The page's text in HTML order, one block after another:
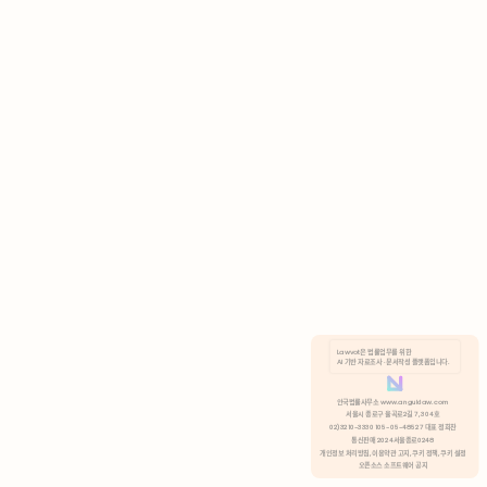
분석 쿠키 허용
Lawvot은 법률업무를 위한
AI 기반 자료조사 · 문서작성 플랫폼입니다.
안국법률사무소 www.anguklaw.com
서울시 종로구 율곡로2길 7, 304호
02)3210-3330 105-05-48527 대표 정희찬
통신판매 2024서울종로0248
개인정보 처리방침, 이용약관 고지, 쿠키 정책, 쿠키 설정
오픈소스 소프트웨어 공지